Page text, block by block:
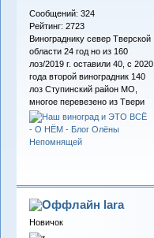
Сообщений: 324
Рейтинг: 2723
Винограднику север Тверской
области 24 год но из 160
лоз/2019 г. оставили 40, с 2020
года второй виноградник 140
лоз Ступинский район МО,
многое перевезено из Твери
lara
Новичок